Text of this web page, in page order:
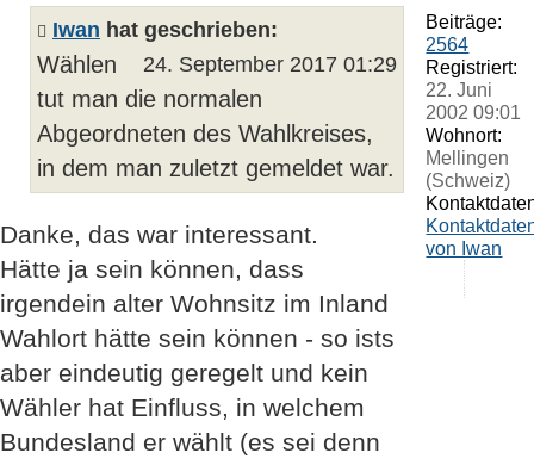
Iwan hat geschrieben:
24. September 2017 01:29
Wählen
tut man die normalen
Abgeordneten des Wahlkreises,
in dem man zuletzt gemeldet war.
Danke, das war interessant.
Hätte ja sein können, dass
irgendein alter Wohnsitz im Inland
Wahlort hätte sein können - so ists
aber eindeutig geregelt und kein
Wähler hat Einfluss, in welchem
Bundesland er wählt (es sei denn
Beiträge:
2564
Registriert:
22. Juni
2002 09:01
Wohnort:
Mellingen
(Schweiz)
von Iwan